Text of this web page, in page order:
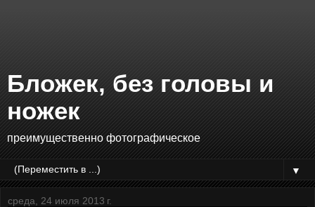
Бложек, без головы и
ножек
преимущественно фотографическое
▼
среда, 24 июля 2013 г.